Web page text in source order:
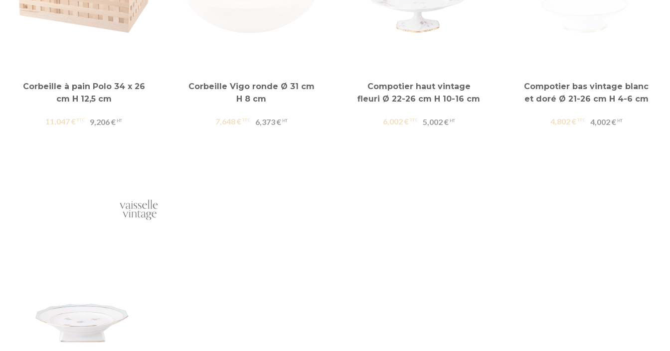
Corbeille à pain Polo 34 x 26
cm H 12,5 cm
11,047 € 9,206 €
Corbeille Vigo ronde Ø 31 cm
H 8 cm
7,648 € 6,373 €
Compotier haut vintage
fleuri Ø 22-26 cm H 10-16 cm
6,002 € 5,002 €
Compotier bas vintage blanc
et doré Ø 21-26 cm H 4-6 cm
4,802 € 4,002 €